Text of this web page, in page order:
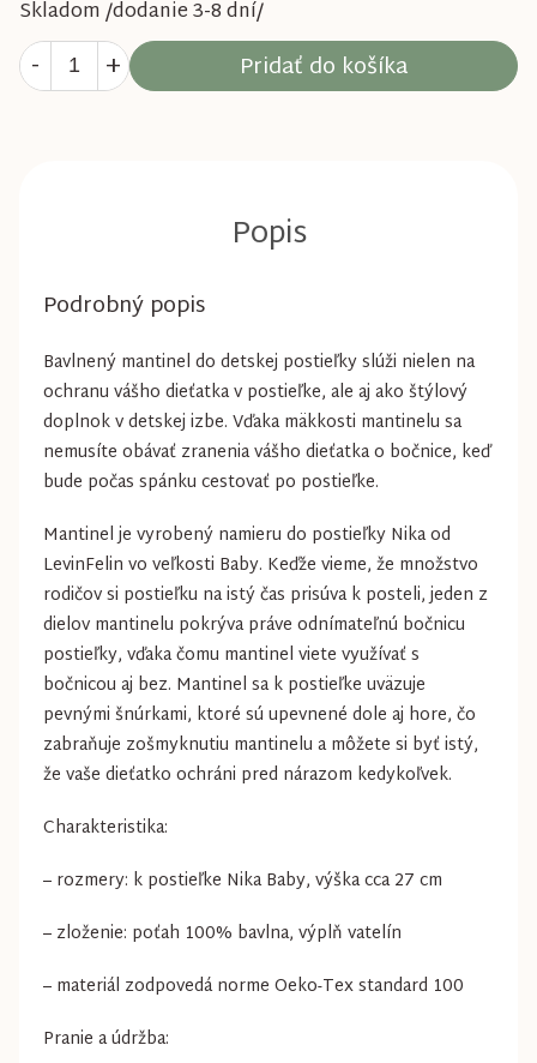
Skladom /dodanie 3-8 dní/
Pridať do košíka
Podrobný popis
Bavlnený mantinel do detskej postieľky slúži nielen na
ochranu vášho dieťatka v postieľke, ale aj ako štýlový
doplnok v detskej izbe. Vďaka mäkkosti mantinelu sa
nemusíte obávať zranenia vášho dieťatka o bočnice, keď
bude počas spánku cestovať po postieľke.
Mantinel je vyrobený namieru do postieľky Nika od
LevinFelin vo veľkosti Baby. Keďže vieme, že množstvo
rodičov si postieľku na istý čas prisúva k posteli, jeden z
dielov mantinelu pokrýva práve odnímateľnú bočnicu
postieľky, vďaka čomu mantinel viete využívať s
bočnicou aj bez. Mantinel sa k postieľke uväzuje
pevnými šnúrkami, ktoré sú upevnené dole aj hore, čo
zabraňuje zošmyknutiu mantinelu a môžete si byť istý,
že vaše dieťatko ochráni pred nárazom kedykoľvek.
Charakteristika:
– rozmery: k postieľke Nika Baby, výška cca 27 cm
– zloženie: poťah 100% bavlna, výplň vatelín
– materiál zodpovedá norme Oeko-Tex standard 100
Pranie a údržba: